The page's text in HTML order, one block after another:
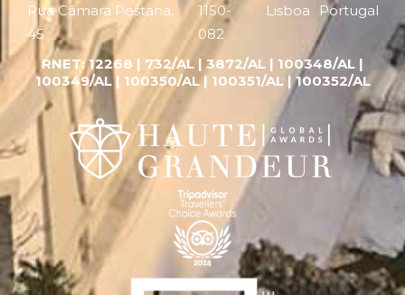
Rua Câmara Pestana,
45
1150-
082
Lisboa Portugal
RNET:12268 | 732/AL | 3872/AL | 100348/AL |
100349/AL | 100350/AL | 100351/AL | 100352/AL